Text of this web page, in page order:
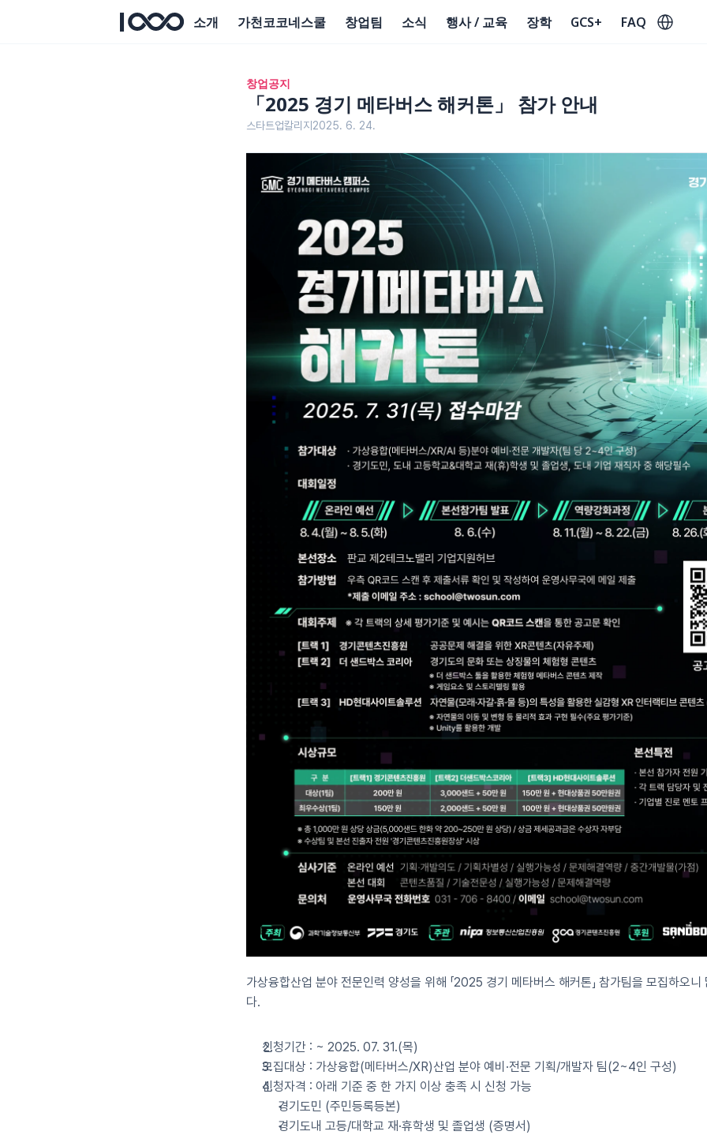
소개 가천코코네스쿨 창업팀 소식 행사 / 교육 장학 GCS+ FAQ Select
창업공지
「2025 경기 메타버스 해커톤」 참가 안내
스타트업칼리지 2025. 6. 24.
가상융합산업 분야 전문인력 양성을 위해 「2025 경기 메타버스 해커톤」 참가팀을 모집하오니
다.
신청기간 : ~ 2025. 07. 31.(목)
모집대상 : 가상융합(메타버스/XR)산업 분야 예비·전문 기획/개발자 팀(2~4인 구성)
신청자격 : 아래 기준 중 한 가지 이상 충족 시 신청 가능
경기도민 (주민등록등본)
경기도내 고등/대학교 재·휴학생 및 졸업생 (증명서)